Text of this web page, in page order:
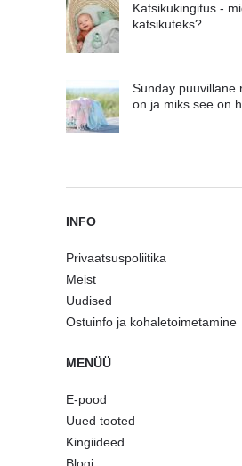
Katsikukingitus -
katsikuteks?
Sunday puuvillane
on ja miks see on
INFO
Privaatsuspoliitika
Meist
Uudised
Ostuinfo ja kohaletoimetamine
MENÜÜ
E-pood
Uued tooted
Kingiideed